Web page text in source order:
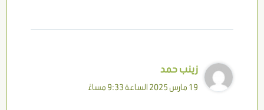
زينب حمد
19 مارس 2025 الساعة 9:33 مساءً